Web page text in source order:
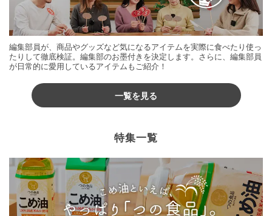
編集部員が、商品やグッズなど気になるアイテムを実際に食べたり使っ
たりして徹底検証。編集部のお墨付きを決定します。さらに、編集部員
が日常的に愛用しているアイテムもご紹介！
一覧を見る
特集一覧